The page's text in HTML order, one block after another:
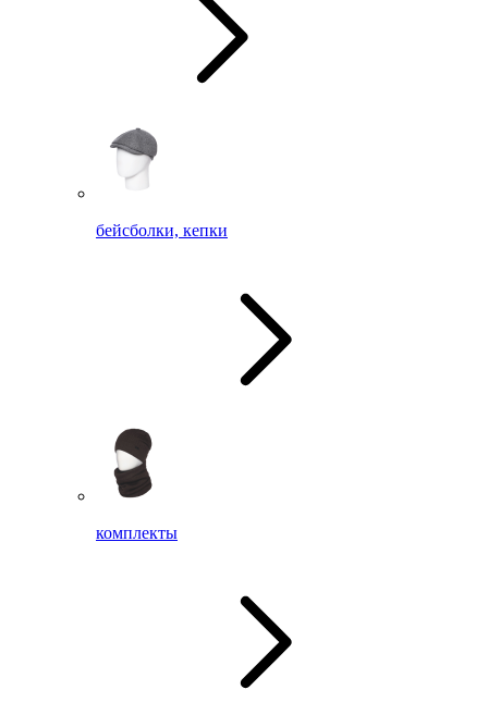
бейсболки, кепки
комплекты